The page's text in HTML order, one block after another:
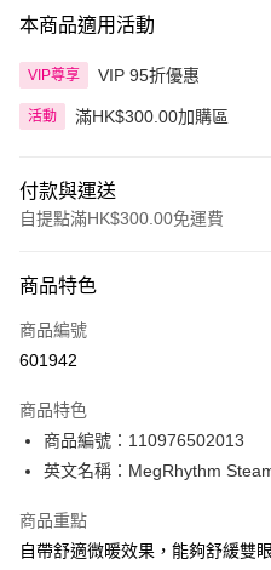
本商品適用活動
VIP尊享 VIP 95折優惠
活動 滿HK$300.00加購區
付款與運送
自提點滿HK$300.00免運費
信用卡
Apple Pay
PayMe
WeChat Pay
BoC Pay
商品特色
商品編號
601942
商品特色
商品編號：110976502013
英文名稱：MegRhythm
商品重點
自帶舒適微暖效果，能夠舒緩雙